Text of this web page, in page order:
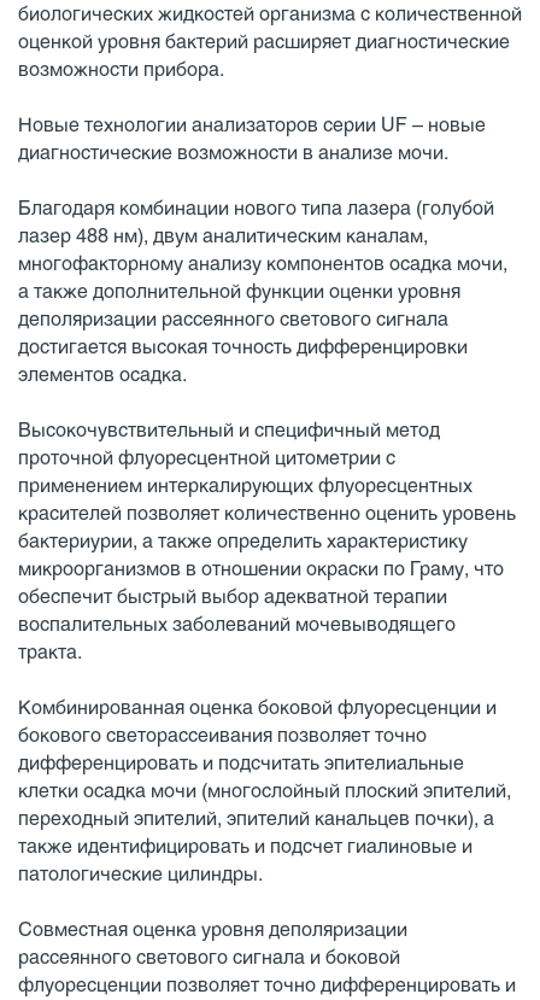
биологических жидкостей организма c количественной
оценкой уровня бактерий расширяет диагностические
возможности прибора.
Новые технологии анализаторов серии UF – новые
диагностические возможности в анализе мочи.
Благодаря комбинации нового типа лазера (голубой
лазер 488 нм), двум аналитическим каналам,
многофакторному анализу компонентов осадка мочи,
а также дополнительной функции оценки уровня
деполяризации рассеянного светового сигнала
достигается высокая точность дифференцировки
элементов осадка.
Высокочувствительный и специфичный метод
проточной флуоресцентной цитометрии с
применением интеркалирующих флуоресцентных
красителей позволяет количественно оценить уровень
бактериурии, а также определить характеристику
микроорганизмов в отношении окраски по Граму, что
обеспечит быстрый выбор адекватной терапии
воспалительных заболеваний мочевыводящего
тракта.
Комбинированная оценка боковой флуоресценции и
бокового светорассеивания позволяет точно
дифференцировать и подсчитать эпителиальные
клетки осадка мочи (многослойный плоский эпителий,
переходный эпителий, эпителий канальцев почки), а
также идентифицировать и подсчет гиалиновые и
патологические цилиндры.
Совместная оценка уровня деполяризации
рассеянного светового сигнала и боковой
флуоресценции позволяет точно дифференцировать и